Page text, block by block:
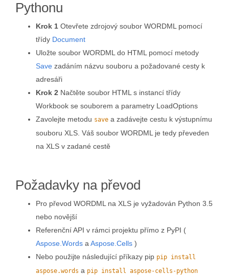
Pythonu
Krok 1 Otevřete zdrojový soubor WORDML pomocí
třídy Document
Uložte soubor WORDML do HTML pomocí metody
Save zadáním názvu souboru a požadované cesty k
adresáři
Krok 2 Načtěte soubor HTML s instancí třídy
Workbook se souborem a parametry LoadOptions
Zavolejte metodu save a zadávejte cestu k výstupnímu
souboru XLS. Váš soubor WORDML je tedy převeden
na XLS v zadané cestě
Požadavky na převod
Pro převod WORDML na XLS je vyžadován Python 3.5
nebo novější
Referenční API v rámci projektu přímo z PyPI (
Aspose.Words a Aspose.Cells )
Nebo použijte následující příkazy pip pip install
aspose.words a pip install aspose-cells-python